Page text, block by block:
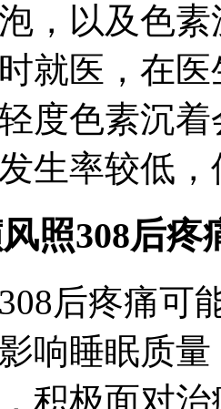
，以及色
就医，在
度色素沉
生率较低
照308后疼
后疼痛可
响睡眠质
积极面对